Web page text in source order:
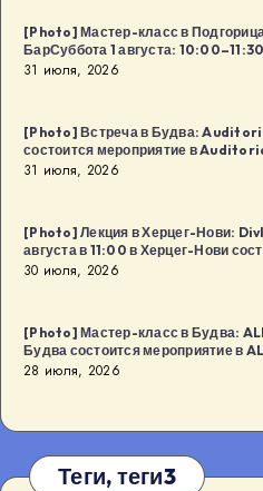
[Photo] Мастер-класс в
БарСуббота 1 августа:
31 июля, 2026
[Photo] Встреча в Будва:
состоится мероприятие в
31 июля, 2026
[Photo] Лекция в Херцег-Нови:
августа в 11:00 в Херцег-Нови
30 июля, 2026
[Photo] Мастер-класс в Будва:
Будва состоится мероприятие в
28 июля, 2026
Теги, теги3